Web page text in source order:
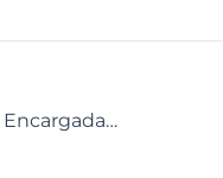
Juramentada Delcy Rodríguez como Presidenta Encargada de la República Bolivariana de Venezuela